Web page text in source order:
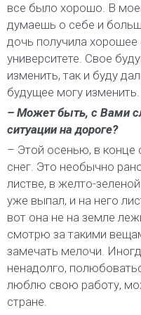
все было хорошо. В
думаешь о себе и
дочь получила
университете. Свое
изменить, так и буду
будущее могу изменить.
– Может быть, с Вами
ситуации на дороге?
– Этой осенью, в конце
снег. Это необычно
листве, в желто-
уже выпал, и на него
вот она не на земле
смотрю за такими
замечать мелочи.
ненадолго,
люблю свою работу,
стране.